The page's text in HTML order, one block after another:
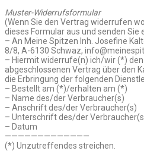
Muster-Widerrufsformular
(Wenn Sie den Vertrag widerrufen
dieses Formular aus und senden Sie
– An Meine Spitzen Inh. Josefine
8/8, A-6130 Schwaz,
– Hiermit widerrufe(n) ich/wir (*)
abgeschlossenen Vertrag über den
die Erbringung der folgenden
– Bestellt am (*)/erhalten am (*)
– Name des/der Verbraucher(s)
– Anschrift des/der Verbraucher(s)
– Unterschrift des/der
– Datum
—————————————
(*) Unzutreffendes streichen.